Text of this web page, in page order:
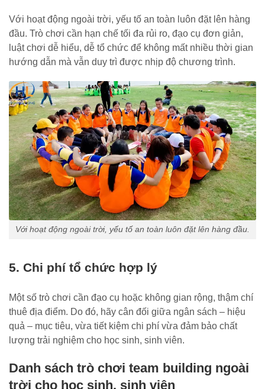
Với hoạt động ngoài trời, yếu tố an toàn luôn đặt lên hàng
đầu. Trò chơi cần hạn chế tối đa rủi ro, đạo cụ đơn giản,
luật chơi dễ hiểu, dễ tổ chức để không mất nhiều thời gian
hướng dẫn mà vẫn duy trì được nhịp độ chương trình.
Với hoạt động ngoài trời, yếu tố an toàn luôn đặt lên hàng đầu.
5. Chi phí tổ chức hợp lý
Một số trò chơi cần đạo cụ hoặc không gian rộng, thậm chí
thuê địa điểm. Do đó, hãy cân đối giữa ngân sách – hiệu
quả – mục tiêu, vừa tiết kiệm chi phí vừa đảm bảo chất
lượng trải nghiệm cho học sinh, sinh viên.
Danh sách trò chơi team building ngoài
trời cho học sinh, sinh viên